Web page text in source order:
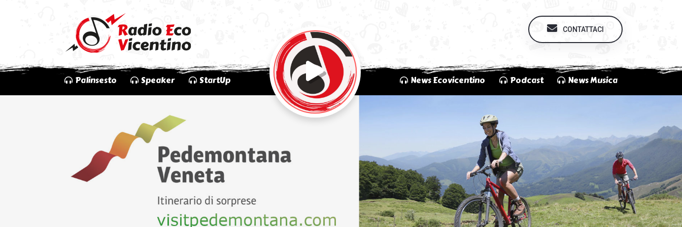
CONTATTACI
Palinsesto Speaker StartUp News Ecovicentino Podcast News Musica